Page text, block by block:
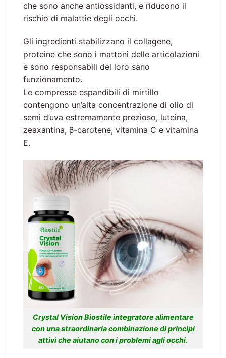
che sono anche antiossidanti, e riducono il
rischio di malattie degli occhi.
Gli ingredienti stabilizzano il collagene,
proteine ​​che sono i mattoni delle articolazioni
e sono responsabili del loro sano
funzionamento.
Le compresse espandibili di mirtillo
contengono un’alta concentrazione di olio di
semi d’uva estremamente prezioso, luteina,
zeaxantina, β-carotene, vitamina C e vitamina
E.
Crystal Vision Biostile integratore alimentare
con una straordinaria combinazione di principi
attivi che aiutano con i problemi agli occhi.